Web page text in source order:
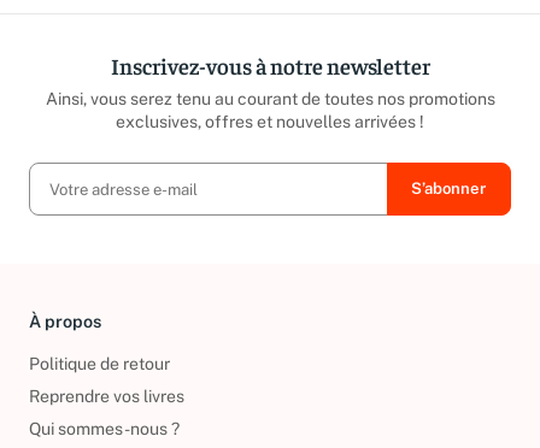
Inscrivez-vous à notre newsletter
Ainsi, vous serez tenu au courant de toutes nos promotions
exclusives, offres et nouvelles arrivées !
À propos
Politique de retour
Reprendre vos livres
Qui sommes-nous ?